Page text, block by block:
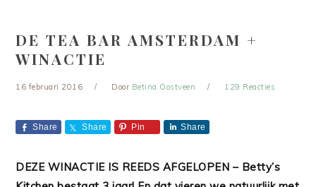
DE TEA BAR AMSTERDAM +
WINACTIE
16 februari 2016 Door Betina Oostveen 129 Reacties
Share Share Pin Share
DEZE WINACTIE IS REEDS AFGELOPEN – Betty’s